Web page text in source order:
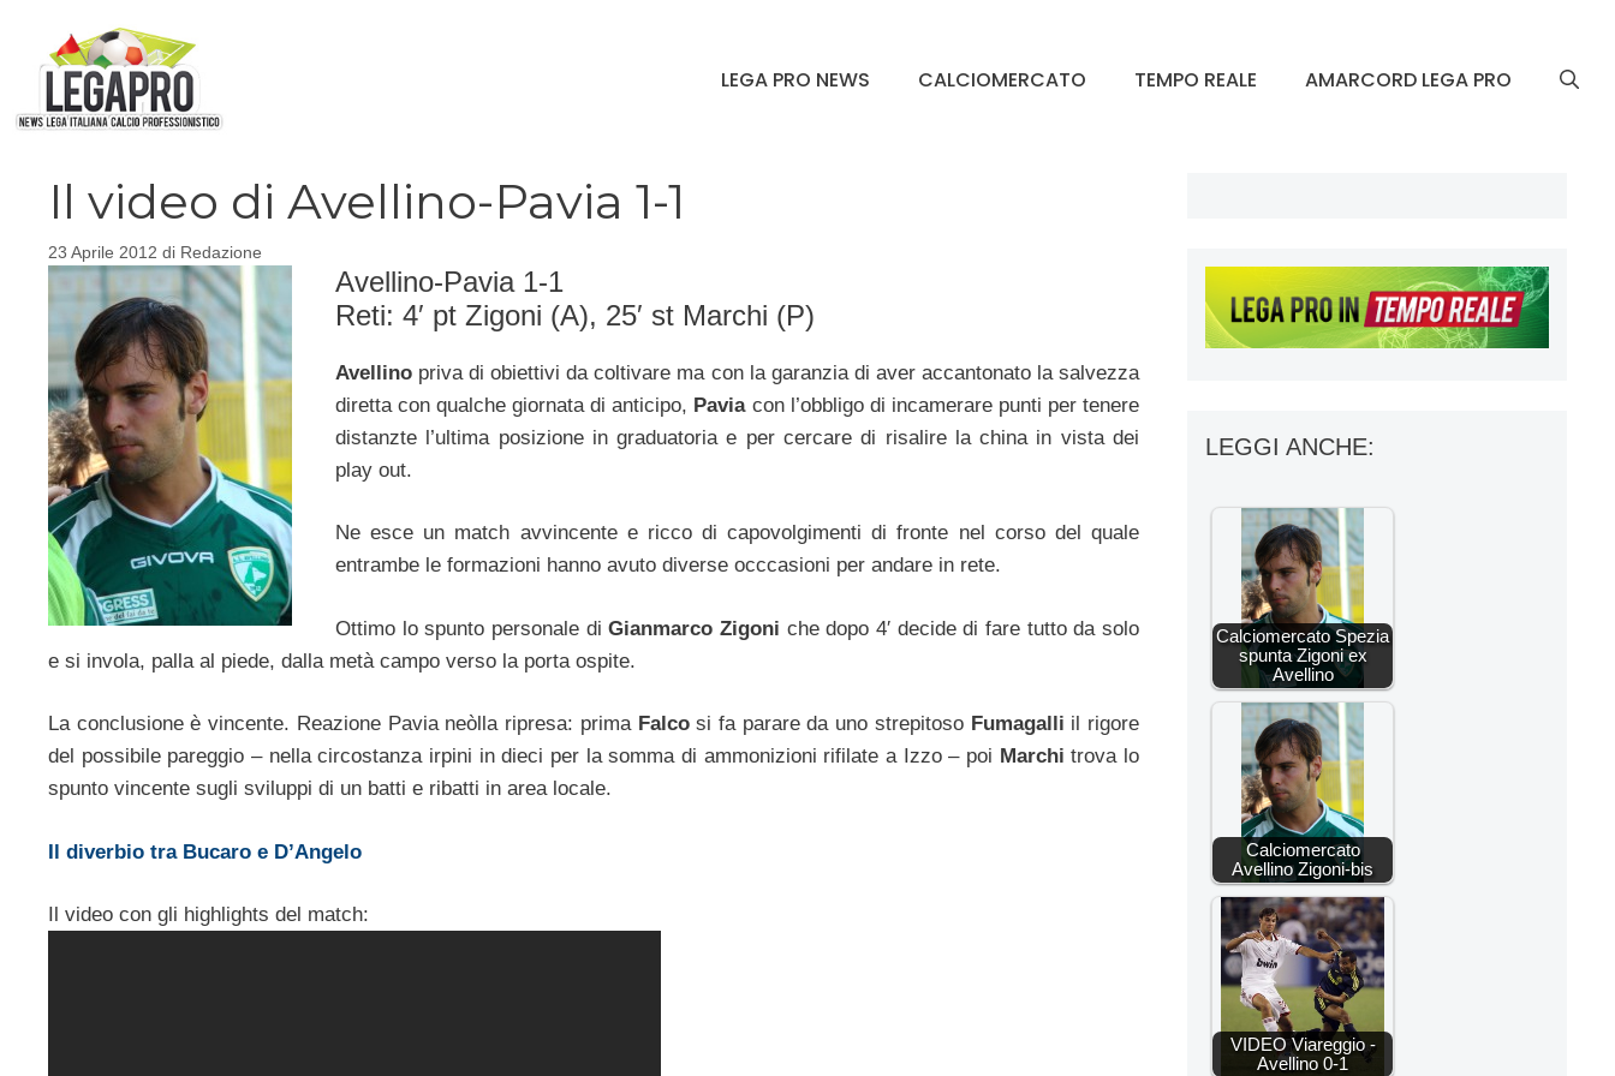
contenuto
LEGA PRO NEWS CALCIOMERCATO TEMPO REALE AMARCORD LEGA PRO
Il video di Avellino-Pavia 1-1
23 Aprile 2012 di Redazione
Avellino-Pavia 1-1
Reti: 4′ pt Zigoni (A), 25′ st Marchi (P)
Avellino priva di obiettivi da coltivare ma con la garanzia di aver accantonato la salvezza
diretta con qualche giornata di anticipo, Paviacon l’obbligo di incamerare punti per tenere
distanzte l’ultima posizione in graduatoria e per cercare di risalire la china in vista dei
play out.
Ne esce un match avvincente e ricco di capovolgimenti di fronte nel corso del quale
entrambe le formazioni hanno avuto diverse occcasioni per andare in rete.
Ottimo lo spunto personale diGianmarco Zigoni che dopo 4′ decide di fare tutto da solo
e si invola, palla al piede, dalla metà campo verso la porta ospite.
La conclusione è vincente. Reazione Pavia neòlla ripresa: prima Falcosi fa parare da uno strepitoso Fumagalli il rigore
del possibile pareggio – nella circostanza irpini in dieci per la somma di ammonizioni rifilate a Izzo – poi Marchi trova lo
spunto vincente sugli sviluppi di un batti e ribatti in area locale.
Il diverbio tra Bucaro e D’Angelo
Il video con gli highlights del match:
LEGGI ANCHE:
Calciomercato Spezia
spunta Zigoni ex
Avellino
Calciomercato
Avellino Zigoni-bis
VIDEO Viareggio -
Avellino 0-1